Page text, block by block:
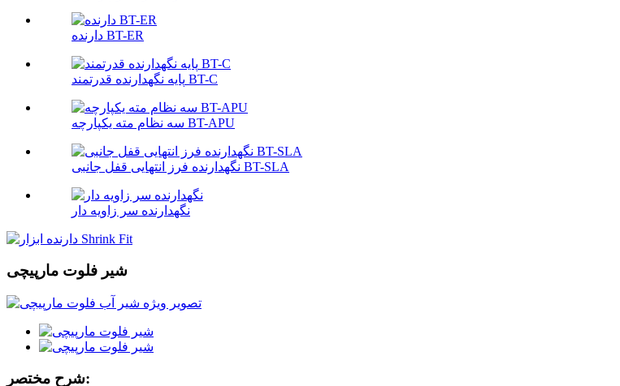
دارنده BT-ER
پایه نگهدارنده قدرتمند BT-C
سه نظام مته یکپارچه BT-APU
نگهدارنده فرز انتهایی قفل جانبی BT-SLA
نگهدارنده سر زاویه دار
شیر فلوت مارپیچی
شرح مختصر: